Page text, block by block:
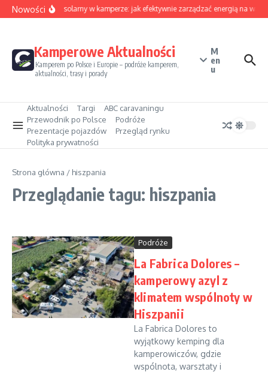
Przejdź do treści
NowościSezon solarny w kamperze: jak efektywnie zarządzać energią na
Kamperowe Aktualności
Kamperem po Polsce i Europie – podróże kamperem,
aktualności, trasy i porady
M
en
u
Aktualności Targi
ABC caravaningu
Przewodnik po Polsce
Podróże
Prezentacje pojazdów
Przegląd rynku
Polityka prywatności
Strona główna / hiszpania
Przeglądanie tagu: hiszpania
Podróże
La Fabrica Dolores –
kamperowy azyl z
klimatem wspólnoty w
Hiszpanii
La Fabrica Dolores to
wyjątkowy kemping dla
kamperowiczów, gdzie
wspólnota, warsztaty i